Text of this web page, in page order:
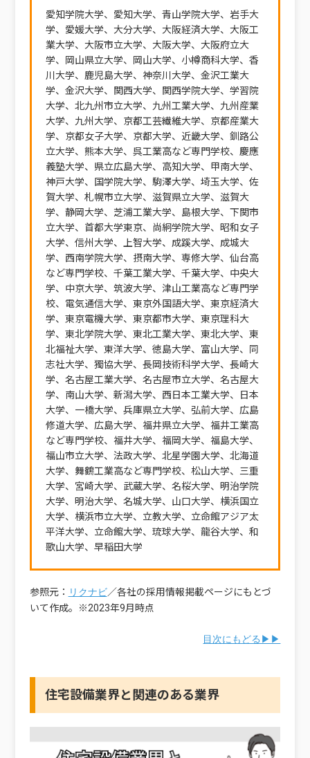
愛知学院大学、愛知大学、青山学院大学、岩手大
学、愛媛大学、大分大学、大阪経済大学、大阪工
業大学、大阪市立大学、大阪大学、大阪府立大
学、岡山県立大学、岡山大学、小樽商科大学、香
川大学、鹿児島大学、神奈川大学、金沢工業大
学、金沢大学、関西大学、関西学院大学、学習院
大学、北九州市立大学、九州工業大学、九州産業
大学、九州大学、京都工芸繊維大学、京都産業大
学、京都女子大学、京都大学、近畿大学、釧路公
立大学、熊本大学、呉工業高など専門学校、慶應
義塾大学、県立広島大学、高知大学、甲南大学、
神戸大学、国学院大学、駒澤大学、埼玉大学、佐
賀大学、札幌市立大学、滋賀県立大学、滋賀大
学、静岡大学、芝浦工業大学、島根大学、下関市
立大学、首都大学東京、尚絅学院大学、昭和女子
大学、信州大学、上智大学、成蹊大学、成城大
学、西南学院大学、摂南大学、専修大学、仙台高
など専門学校、千葉工業大学、千葉大学、中央大
学、中京大学、筑波大学、津山工業高など専門学
校、電気通信大学、東京外国語大学、東京経済大
学、東京電機大学、東京都市大学、東京理科大
学、東北学院大学、東北工業大学、東北大学、東
北福祉大学、東洋大学、徳島大学、富山大学、同
志社大学、獨協大学、長岡技術科学大学、長崎大
学、名古屋工業大学、名古屋市立大学、名古屋大
学、南山大学、新潟大学、西日本工業大学、日本
大学、一橋大学、兵庫県立大学、弘前大学、広島
修道大学、広島大学、福井県立大学、福井工業高
など専門学校、福井大学、福岡大学、福島大学、
福山市立大学、法政大学、北星学園大学、北海道
大学、舞鶴工業高など専門学校、松山大学、三重
大学、宮崎大学、武蔵大学、名桜大学、明治学院
大学、明治大学、名城大学、山口大学、横浜国立
大学、横浜市立大学、立教大学、立命館アジア太
平洋大学、立命館大学、琉球大学、龍谷大学、和
歌山大学、早稲田大学
参照元： リクナビ／各社の採用情報掲載ページにもとづ
いて作成。※2023年9月時点
目次にもどる▶▶
住宅設備業界と関連のある業界